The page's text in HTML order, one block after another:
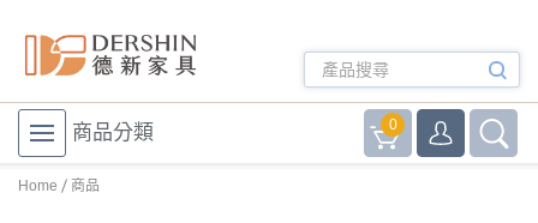
商品分類 0
Home 商品